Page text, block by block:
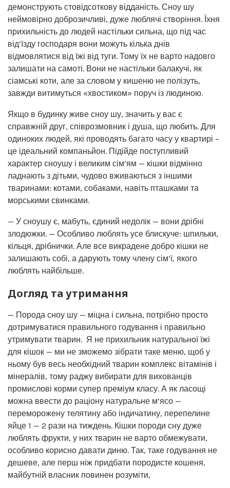
демонструють стовідсоткову відданість. Сноу шу
неймовірно доброзичливі, дуже люблячі створіння. Їхня
прихильність до людей настільки сильна, що під час
від’їзду господаря вони можуть кілька днів
відмовлятися від їжі від туги. Тому їх не варто надовго
залишати на самоті. Вони не настільки балакучі, як
сіамські коти, але за словом у кишеню не полізуть,
завжди витимуться «хвостиком» поруч із людиною.
Якщо в будинку живе сноу шу, значить у вас є
справжній друг, співрозмовник і душа, що любить. Для
одиноких людей, які проводять багато часу у квартирі –
це ідеальний компаньйон. Підійде поступливий
характер сноушу і великим сім’ям — кішки відмінно
ладнають з дітьми, чудово вживаються з іншими
тваринами: котами, собаками, навіть пташками та
морськими свинками.
— У сноушу є, мабуть, єдиний недолік — вони дрібні
злодюжки. — Особливо люблять усе блискуче: шпильки,
кільця, дрібнички. Але все викрадене добро кішки не
залишають собі, а дарують тому члену сім’ї, якого
люблять найбільше.
Догляд та утримання
— Порода сноу шу — міцна і сильна, потрібно просто
дотримуватися правильного годування і правильно
утримувати тварин. Я не прихильник натуральної їжі
для кішок — ми не зможемо зібрати таке меню, щоб у
ньому був весь необхідний тварин комплекс вітамінів і
мінералів, тому раджу вибирати для вихованців
промислові корми супер преміум класу. А як ласощі
можна ввести до раціону натуральне м’ясо —
переморожену телятину або індичатину, перепелине
яйце 1 — 2 рази на тиждень. Кішки породи сну дуже
люблять фрукти, у них тварин не варто обмежувати,
особливо корисно давати диню. Так, таке годування не
дешеве, але перш ніж придбати породисте кошеня,
майбутній власник повинен розуміти,